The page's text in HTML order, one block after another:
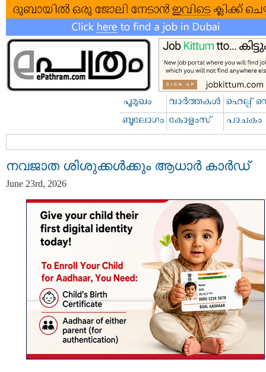
നവജാത ശിശുക്കള്‍ക്കും ആധാര്‍ കാര്‍ഡ്
June 23rd, 2026